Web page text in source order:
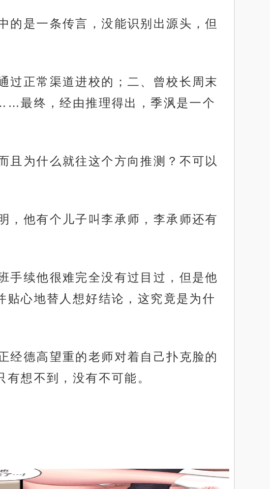
的是一条传言，没能识别出源头，但
过正常渠道进校的；二、曾校长周末
最终，经由推理得出，季沨是一个
且为什么就往这个方向推测？不可以
，他有个儿子叫李承师，李承师还有
手续他很难完全没有过目过，但是他
心地替人想好结论，这究竟是为什
经德高望重的老师对着自己扑克脸的
想不到，没有不可能。